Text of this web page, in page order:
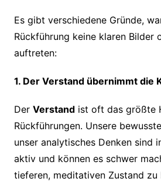
Es gibt verschiedene Gründe,
Rückführung keine klaren Bilder
auftreten:
1. Der Verstand übernimmt die
Der Verstandist oft das größte
Rückführungen. Unsere
unser analytisches Denken sind
aktiv und können es schwer
tieferen, meditativen Zustand zu